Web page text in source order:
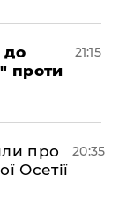
до
проти
21:15
про
Осетії
20:35